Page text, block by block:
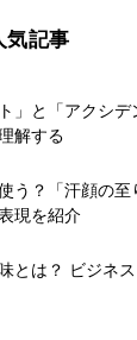
気記事
」と「アクシ
解する
う？「汗顔の
現を紹介
とは？ ビジネ